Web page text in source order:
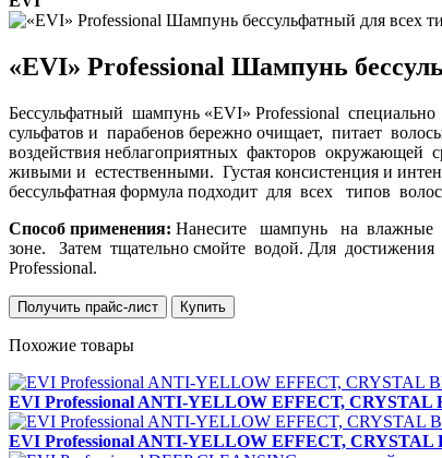
«EVI» Professional Шампунь
Бессульфатный шампунь «EVI» Professional
сульфатов и парабенов бережно очищает, питает
воздействия неблагоприятных факторов
живыми и естественными. Густая консистенция и
бессульфатная формула подходит для всех типов
Способ применения: Нанесите шампунь на влажные
зоне. Затем тщательно смойте водой. Для
Professional.
Получить прайс-лист Купить
Похожие товары
EVI Professional ANTI-YELLOW EFFECТ, CRYSTAL
EVI Professional ANTI-YELLOW EFFECT, CRYSTAL